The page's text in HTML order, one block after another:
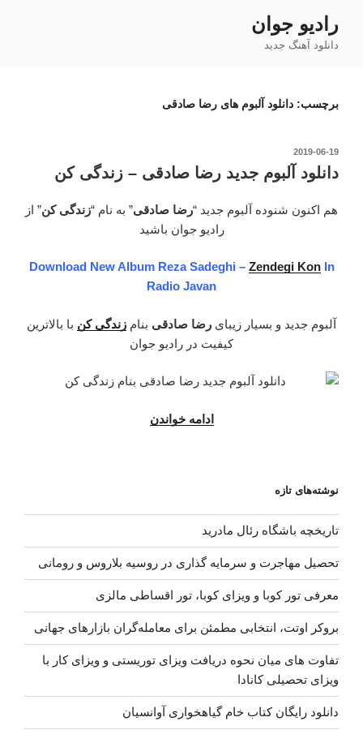
محتوا
رادیو جوان
دانلود آهنگ جدید
برچسب: دانلود آلبوم های رضا صادقی
نوشته‌شده
2019-06-19
دانلود آلبوم جدید رضا صادقی – زندگی کن
هم اکنون شنوده آلبوم جدید “رضا صادقی” به نام “زندگی کن” از
رادیو جوان باشید
Download New Album Reza Sadeghi – Zendegi KonIn
Radio Javan
آلبوم جدید و بسیار زیبای رضا صادقی بنام زندگی کن با بالاترین
کیفیت در رادیو جوان
ادامه خواندن
–
نوشته‌های تازه
تاریخچه باشگاه رئال مادرید
تحصیل مهاجرت و سرمایه گذاری در روسیه بلاروس و رومانی
معرفی تور کوبا و ویزای کوبا، تور اقساطی مالزی
بروکر اوتت، انتخابی مطمئن برای معامله‌گران بازارهای جهانی
تفاوت های میان نحوه دریافت ویزای توریستی و ویزای کار با
ویزای تحصیلی کانادا
دانلود رایگان کتاب خام گیاهخواری آوانسیان